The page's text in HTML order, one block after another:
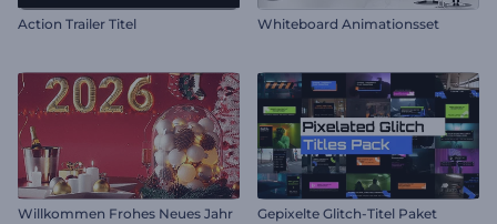
Action Trailer Titel Whiteboard Animationsset
Willkommen Frohes Neues Jahr Gepixelte Glitch-Titel Paket